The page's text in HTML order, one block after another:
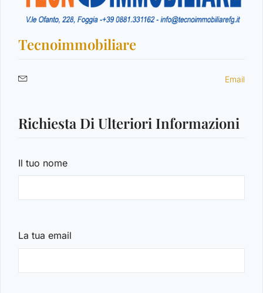
Tecnoimmobiliare
Email
Richiesta Di Ulteriori Informazioni
Il tuo nome
La tua email